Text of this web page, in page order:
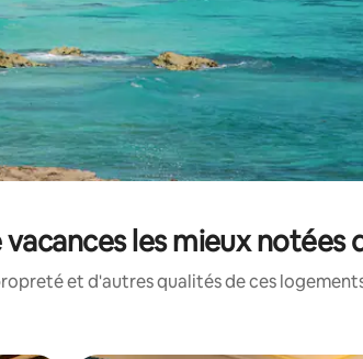
les mieux notées
et d'autres qualités de ces